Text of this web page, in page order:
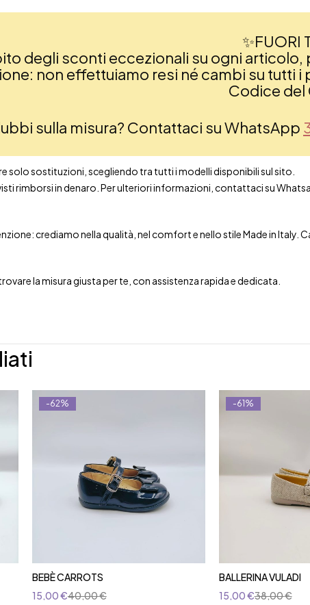
✨FUORI
degli sconti eccezionali su ogni
non effettuiamo resi né cambi su tutti
Codice del
sulla misura? Contattaci su WhatsApp
solo sostituzioni, scegliendo tra tutti i modelli disponibili sul sito.
rimborsi in denaro. Per ulteriori informazioni, contattaci su
crediamo nella qualità, nel comfort e nello stile Made in Italy.
la misura giusta per te, con assistenza rapida e dedicata.
-62%
BEBÈ CARROTS
40,00€
15,00€
-61%
BALLERINA VULADI
38,00€
15,00€